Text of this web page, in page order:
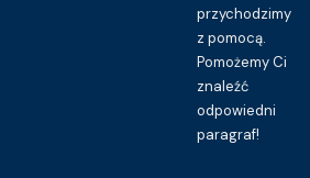
przychodzimy
z pomocą.
Pomożemy Ci
znaleźć
odpowiedni
paragraf!